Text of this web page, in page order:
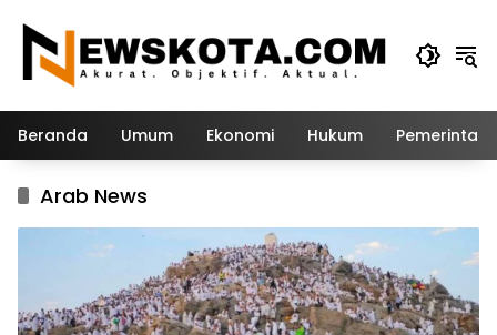
konten
Beranda Umum Ekonomi Hukum
Arab News